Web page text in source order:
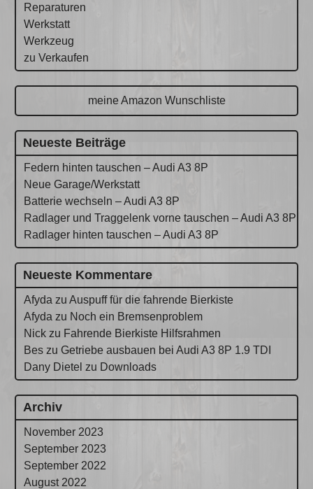
Reparaturen
Werkstatt
Werkzeug
zu Verkaufen
meine Amazon Wunschliste
Neueste Beiträge
Federn hinten tauschen – Audi A3 8P
Neue Garage/Werkstatt
Batterie wechseln – Audi A3 8P
Radlager und Traggelenk vorne tauschen – Audi A3 8P
Radlager hinten tauschen – Audi A3 8P
Neueste Kommentare
Afyda zuAuspuff für die fahrende Bierkiste
Afyda zu Noch ein Bremsenproblem
Nick zu Fahrende Bierkiste Hilfsrahmen
Bes zuGetriebe ausbauen bei Audi A3 8P 1.9 TDI
Dany Dietel zu Downloads
Archiv
November 2023
September 2023
September 2022
August 2022